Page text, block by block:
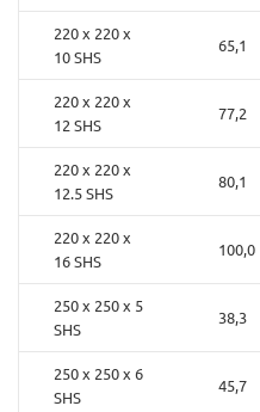
220 x 220 x
10 SHS
65,1
220 x 220 x
12 SHS
77,2
220 x 220 x
12.5 SHS
80,1
220 x 220 x
16 SHS
100,0
250 x 250 x 5
SHS
38,3
250 x 250 x 6
SHS
45,7